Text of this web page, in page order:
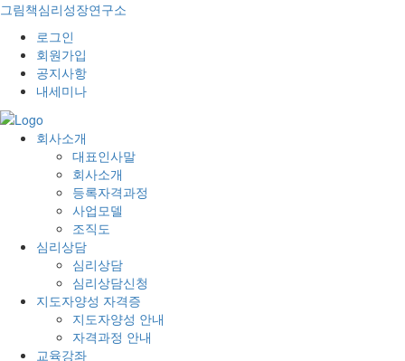
그림책심리성장연구소
로그인
회원가입
공지사항
내세미나
회사소개
대표인사말
회사소개
등록자격과정
사업모델
조직도
심리상담
심리상담
심리상담신청
지도자양성 자격증
지도자양성 안내
자격과정 안내
교육강좌